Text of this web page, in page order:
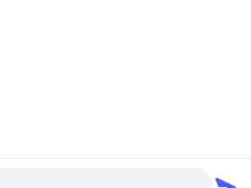
সরবরাহকারী। কপিরাইট © 2020-2026